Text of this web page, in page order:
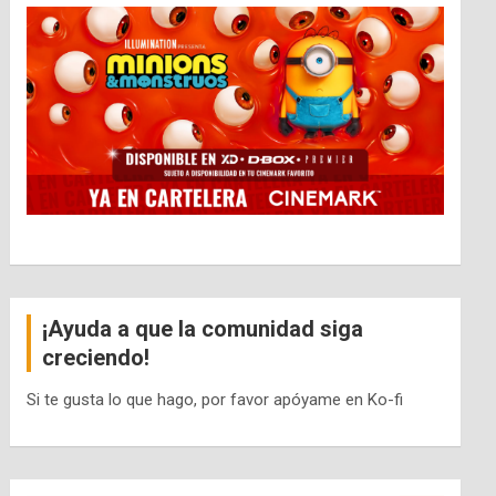
¡Ayuda a que la comunidad siga
creciendo!
Si te gusta lo que hago, por favor apóyame en Ko-fi